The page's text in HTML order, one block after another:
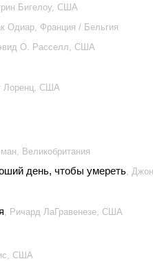
Бигелоу, США
Одиар, Франция / Бельгия
О. Расселл, США
Лоренц, США
Великобритания
день, чтобы умереть,
, Ричард ЛаГравенезе, США
США